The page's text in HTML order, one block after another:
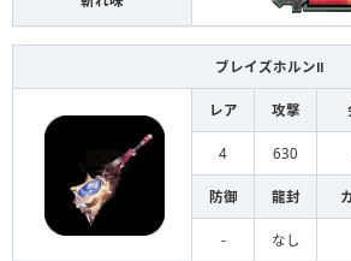
ブレイズホルンⅡ
レア 攻撃
4 630
防御 龍封
- なし